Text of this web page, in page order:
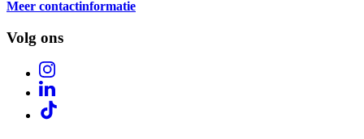
Meer contactinformatie
Volg ons